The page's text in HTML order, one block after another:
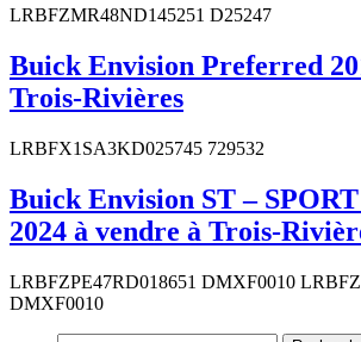
LRBFZMR48ND145251 D25247
Buick Envision Preferred
Trois-Rivières
LRBFX1SA3KD025745 729532
Buick Envision ST –
2024 à vendre à Trois-
LRBFZPE47RD018651 DMXF0010
DMXF0010